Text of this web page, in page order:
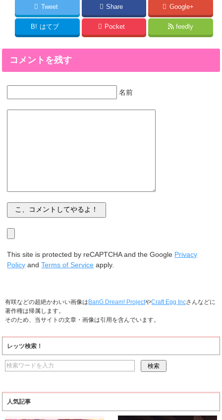
Tweet Share Google+
B! はてブ Pocket feedly
コメントを残す
名前
This site is protected by reCAPTCHA and the Google Privacy
Policy andTerms of Service apply.
有咲などの超絶かわいい画像はBanG Dream! ProjectやCraft Egg Incさんなどに
著作権は帰属します。
そのため、当サイトの文章・画像は引用を含んでいます。
レッツ検索！
人気記事